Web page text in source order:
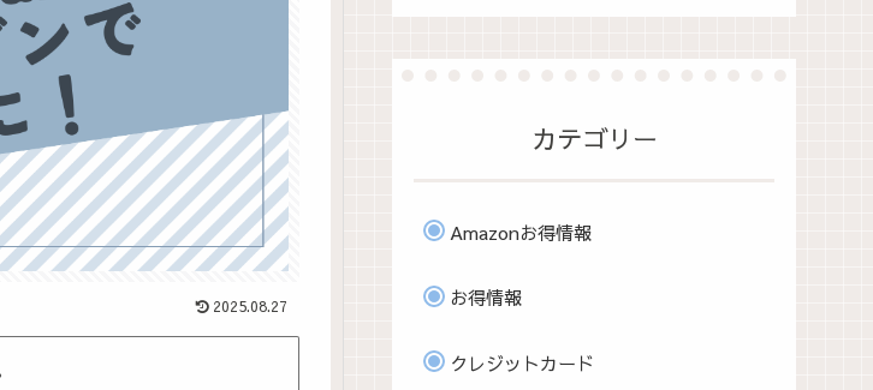
2025.08.27
カテゴリー
Amazonお得情報
お得情報
クレジットカード